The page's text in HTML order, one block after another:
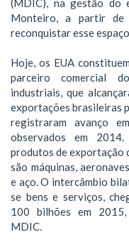
Monteiro, a partir
reconquistar esse
Hoje, os EUA
parceiro comercial
industriais, que
exportações brasileiras
registraram avanço
observados em
produtos de exportação
são máquinas,
e aço. O intercâmbio
se bens e serviços,
100 bilhões em
MDIC.